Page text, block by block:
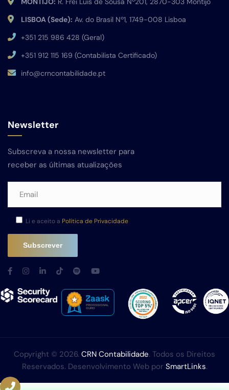
LISBOA (Sede): Av. do Brasil Nº1, 1749-008 Lisboa
+351 215 986 428 (Geral)
+351 912 115 169 (Contabilista Certificado)
info@crncontabilidade.pt
Newsletter
Subscreva a nossa newsletter para
receber as últimas atualizações
Li e aceito a Política de Privacidade
Copyright © 2026. CRN Contabilidade. Todos os Direitos
Reservados. Desenvolvimento Web por SmartLinks.